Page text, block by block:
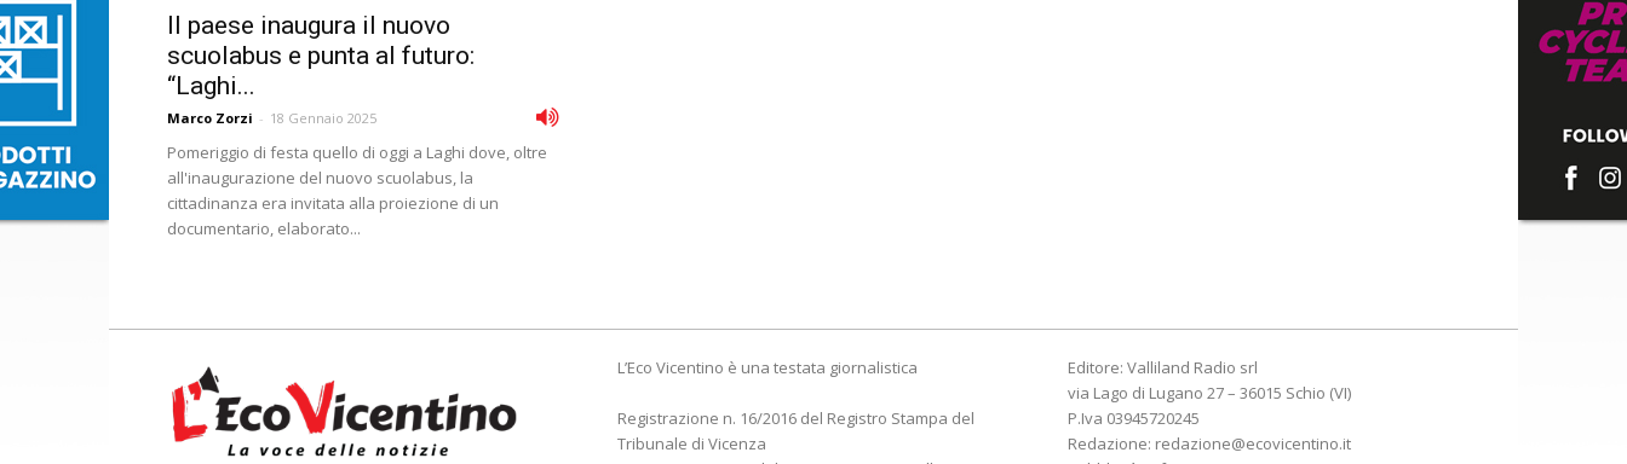
Il paese inaugura il nuovo
scuolabus e punta al futuro:
“Laghi...
Marco Zorzi - 18 Gennaio 2025
Pomeriggio di festa quello di oggi a Laghi dove, oltre
all'inaugurazione del nuovo scuolabus, la
cittadinanza era invitata alla proiezione di un
documentario, elaborato...
L’Eco Vicentino è una testata giornalistica
Registrazione n. 16/2016 del Registro Stampa del
Tribunale di Vicenza
Editore: Valliland Radio srl
via Lago di Lugano 27 – 36015 Schio (VI)
P.Iva 03945720245
Redazione: redazione@ecovicentino.it